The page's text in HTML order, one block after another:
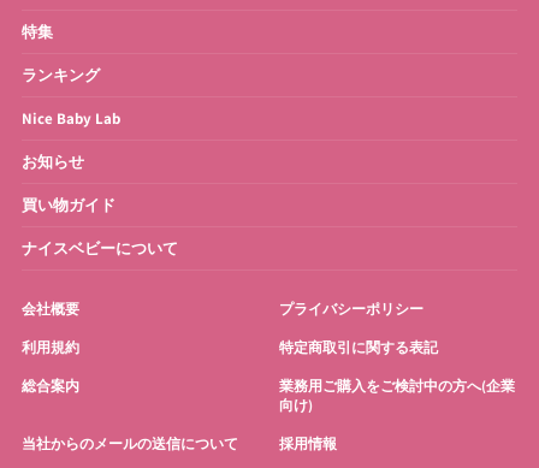
特集
ランキング
Nice Baby Lab
お知らせ
買い物ガイド
ナイスベビーについて
会社概要 プライバシーポリシー
利用規約 特定商取引に関する表記
総合案内
業務用ご購入をご検討中の方へ(企業
向け)
当社からのメールの送信について 採用情報